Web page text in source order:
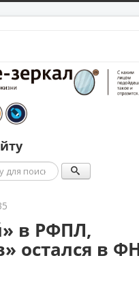
в РФПЛ,
остался в